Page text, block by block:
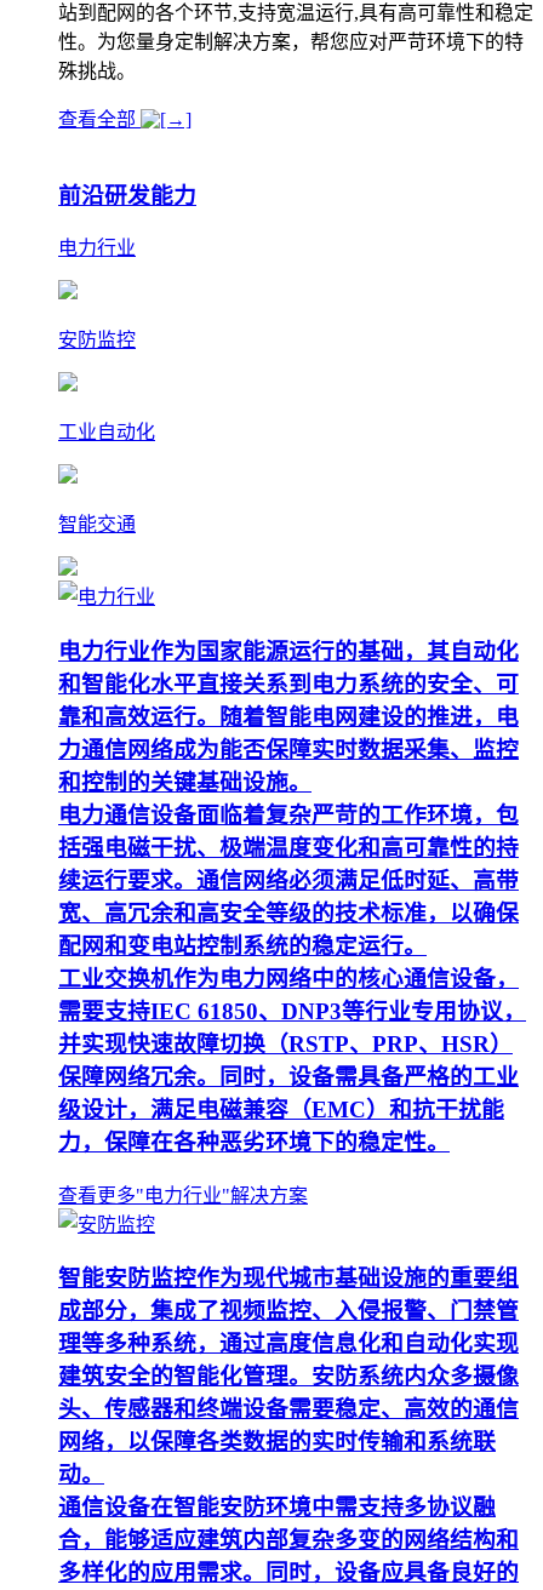
站到配网的各个环节,支持宽温运行,具有高可靠性和稳定
性。为您量身定制解决方案，帮您应对严苛环境下的特
殊挑战。
查看全部
前沿研发能力
电力行业
安防监控
工业自动化
智能交通
电力行业作为国家能源运行的基础，其自动化
和智能化水平直接关系到电力系统的安全、可
靠和高效运行。随着智能电网建设的推进，电
力通信网络成为能否保障实时数据采集、监控
和控制的关键基础设施。
电力通信设备面临着复杂严苛的工作环境，包
括强电磁干扰、极端温度变化和高可靠性的持
续运行要求。通信网络必须满足低时延、高带
宽、高冗余和高安全等级的技术标准，以确保
配网和变电站控制系统的稳定运行。
工业交换机作为电力网络中的核心通信设备，
需要支持IEC 61850、DNP3等行业专用协议，
并实现快速故障切换（RSTP、PRP、HSR）
保障网络冗余。同时，设备需具备严格的工业
级设计，满足电磁兼容（EMC）和抗干扰能
力，保障在各种恶劣环境下的稳定性。
查看更多"电力行业"解决方案
智能安防监控作为现代城市基础设施的重要组
成部分，集成了视频监控、入侵报警、门禁管
理等多种系统，通过高度信息化和自动化实现
建筑安全的智能化管理。安防系统内众多摄像
头、传感器和终端设备需要稳定、高效的通信
网络，以保障各类数据的实时传输和系统联
动。
通信设备在智能安防环境中需支持多协议融
合，能够适应建筑内部复杂多变的网络结构和
多样化的应用需求。同时，设备应具备良好的